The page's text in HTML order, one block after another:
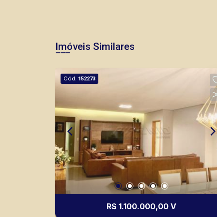
Imóveis Similares
Cód. 152273
R$ 1.100.000,00 V